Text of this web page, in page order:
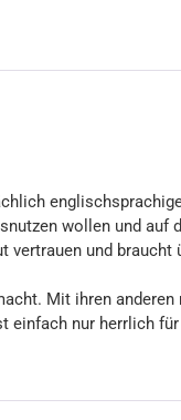
wollen und auf
und
Mit ihren
einfach nur herrlich